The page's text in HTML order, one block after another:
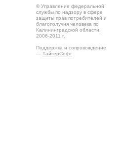
© Управление федеральной
службы по надзору в сфере
защиты прав потребителей и
благополучия человека по
Калининградской области,
2006-2011 г.
Поддержка и сопровождение
— ТайгерСофт